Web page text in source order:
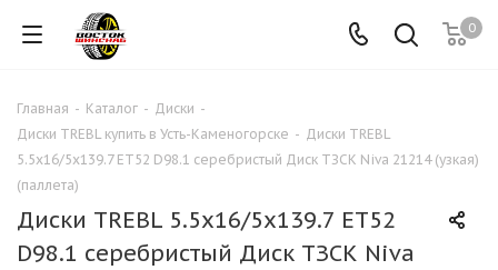
0
Главная - Каталог - Диски -
Диски TREBL купить в Усть-Каменогорске - Диски TREBL
5.5x16/5x139.7 ET52 D98.1 серебристый Диск ТЗСК Niva 21214 (узкая)
(паллета)
Диски TREBL 5.5x16/5x139.7 ET52
D98.1 серебристый Диск ТЗСК Niva